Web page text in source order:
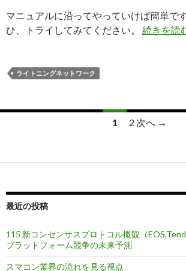
マニュアルに沿ってやっていけば簡単で
ひ、トライしてみてください。 続きを読
ライトニングネットワーク
稿
ビ
ゲ
ー
1 2 次へ →
最近の投稿
115 新コンセンサスプロトコル概観（
プラットフォーム競争の未来予測
スマコン業界の流れを見る視点